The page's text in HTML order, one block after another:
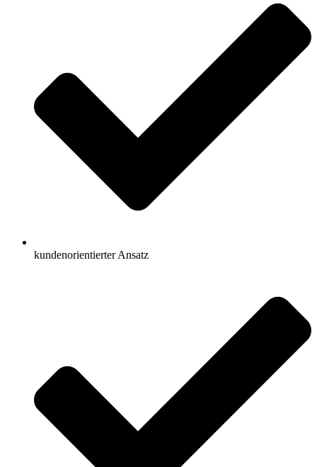
kundenorientierter Ansatz